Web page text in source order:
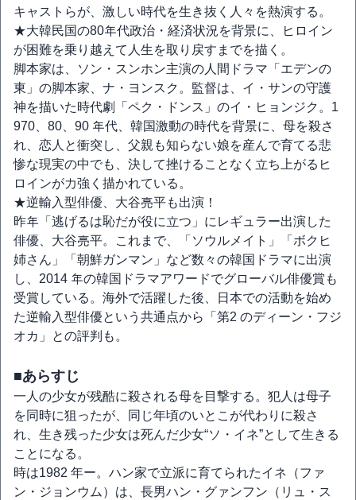
キャストらが、激しい時代を生き抜く人々を熱演する。
★大韓民国の80年代政治・経済状況を背景に、ヒロイン
が困難を乗り越えて人生を取り戻すまでを描く。
脚本家は、ソン・スンホン主演の人間ドラマ「エデンの
東」の脚本家、ナ・ヨンスク。監督は、イ・サンの守護
神を描いた時代劇「ペク・ドンス」のイ・ヒョンジク。1
970、80、90 年代、韓国激動の時代を背景に、母を殺さ
れ、恋人と衝突し、父親も知らない娘を産んで育てる悲
惨な現実の中でも、決して挫けることなく立ち上がるヒ
ロインが力強く描かれている。
★逆輸入型俳優、大谷亮平も出演！
昨年「逃げるは恥だが役に立つ」にレギュラー出演した
俳優、大谷亮平。これまで、「ソウルメイト」「ボクヒ
姉さん」「朝鮮ガンマン」など数々の韓国ドラマに出演
し、2014 年の韓国ドラマアワードでグローバル俳優賞も
受賞している。海外で活躍した後、日本での活動を始め
た逆輸入型俳優という共通点から「第2 のディーン・フジ
オカ」との評判も。
■あらすじ
一人の少女が残酷に殺される母を目撃する。犯人は母子
を同時に狙ったが、同じ年頃のいとこが代わりに殺さ
れ、生き残った少女は死んだ少女“ソ・イネ”として生きる
ことになる。
時は1982 年ー。ハン家で立派に育てられたイネ（ファ
ン・ジョンウム）は、長男ハン・グァンフン（リュ・ス